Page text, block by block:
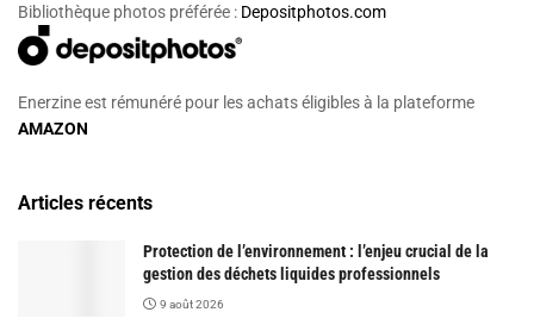
Bibliothèque photos préférée : Depositphotos.com
Enerzine est rémunéré pour les achats éligibles à la plateforme
AMAZON
Articles récents
Protection de l’environnement : l’enjeu crucial de la
gestion des déchets liquides professionnels
9 août 2026